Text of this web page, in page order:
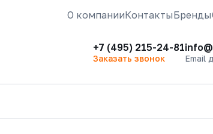
О компанииКонтактыБренды
+7 (495) 215-24-81
Заказать звонок Email